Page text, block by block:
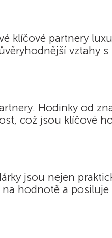
klíčové partnery
vztahy s
Hodinky od
což jsou klíčové
jsou nejen
hodnotě a